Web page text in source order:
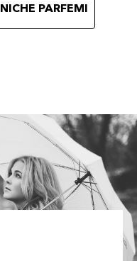
NICHE PARFEMI